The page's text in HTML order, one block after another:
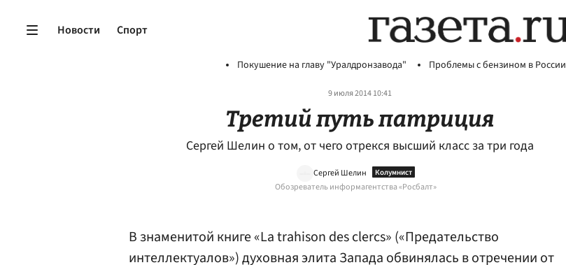
Новости Спорт
Покушение на главу "Уралдронзавода" Проблемы с бензином в России
9 июля 2014 10:41
Третий путь патриция
Сергей Шелин о том, от чего отрекся высший класс за три года
Сергей Шелин
Обозреватель информагентства «Росбалт»
В знаменитой книге «La trahison des clercs» («Предательство
интеллектуалов») духовная элита Запада обвинялась в отречении от